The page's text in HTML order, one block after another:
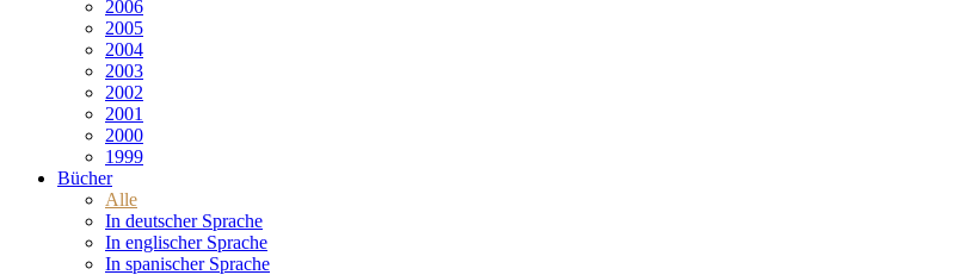
2006
2005
2004
2003
2002
2001
2000
1999
Bücher
Alle
In deutscher Sprache
In englischer Sprache
In spanischer Sprache